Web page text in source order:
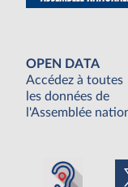
OPEN DATA
Accédez à toutes
les données de
l'Assemblée